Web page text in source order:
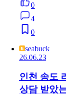
0
4
0
seabuck
26.06.23
인천 송도
상담 받았